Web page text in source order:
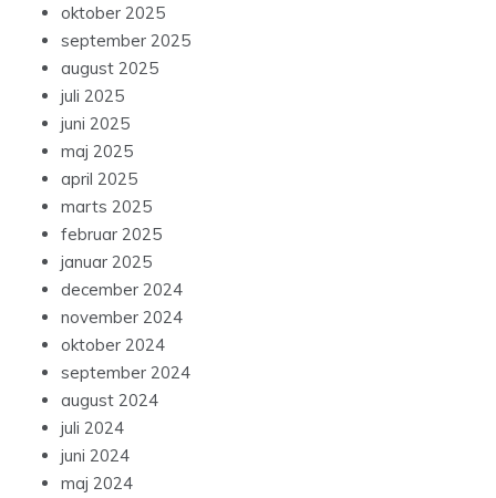
oktober 2025
september 2025
august 2025
juli 2025
juni 2025
maj 2025
april 2025
marts 2025
februar 2025
januar 2025
december 2024
november 2024
oktober 2024
september 2024
august 2024
juli 2024
juni 2024
maj 2024